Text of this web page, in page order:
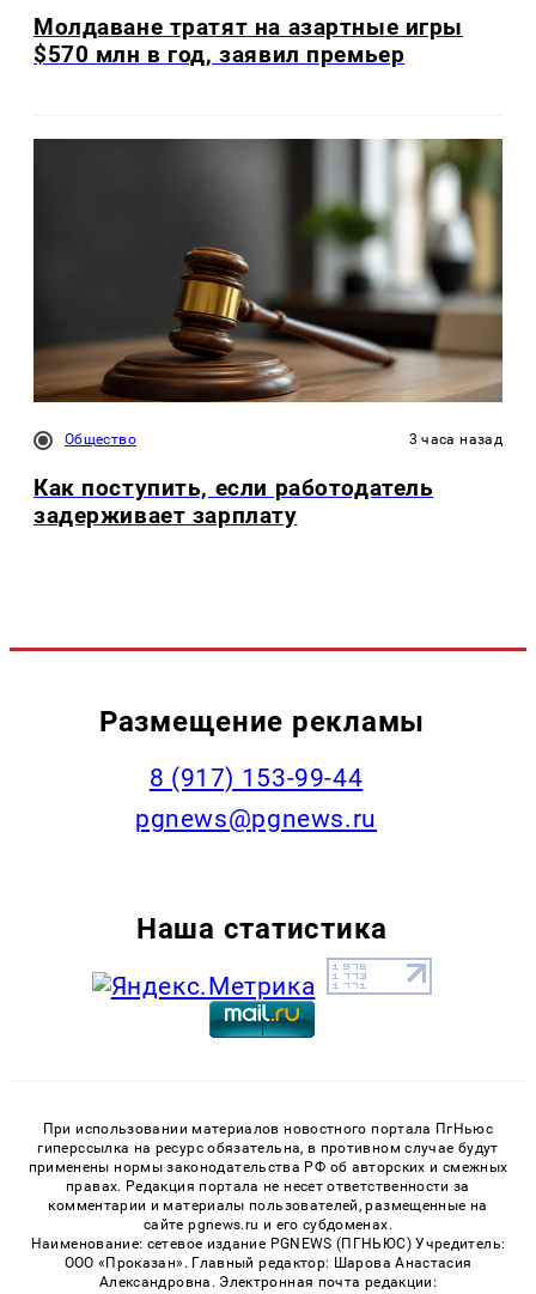
Молдаване тратят на азартные игры
$570 млн в год, заявил премьер
Общество 3 часа назад
Как поступить, если работодатель
задерживает зарплату
Размещение рекламы
‭8 (917) 153-99-44
pgnews@pgnews.ru
Наша статистика
При использовании материалов новостного портала ПгНьюс
гиперссылка на ресурс обязательна, в противном случае будут
применены нормы законодательства РФ об авторских и смежных
правах. Редакция портала не несет ответственности за
комментарии и материалы пользователей, размещенные на
сайте pgnews.ru и его субдоменах.
Наименование: сетевое издание PGNEWS (ПГНЬЮС) Учредитель:
ООО «Проказан». Главный редактор: Шарова Анастасия
Александровна. Электронная почта редакции: